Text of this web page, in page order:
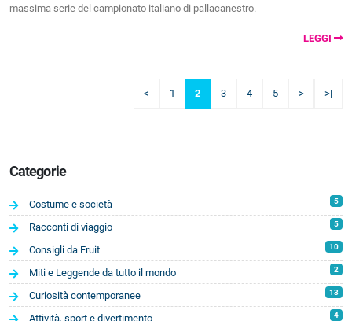
massima serie del campionato italiano di pallacanestro.
LEGGI
< 1 2 3 4 5 > >|
Categorie
Costume e società 5
Racconti di viaggio 5
Consigli da Fruit 10
Miti e Leggende da tutto il mondo 2
Curiosità contemporanee 13
Attività, sport e divertimento 4